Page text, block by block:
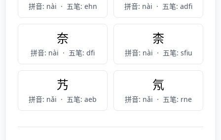
拼音: nài · 五笔: ehn 拼音: nài · 五笔: adfi
奈
拼音: nài · 五笔: dfi
柰
拼音: nài · 五笔: sfiu
艿
拼音: nǎi · 五笔: aeb
氖
拼音: nǎi · 五笔: rne